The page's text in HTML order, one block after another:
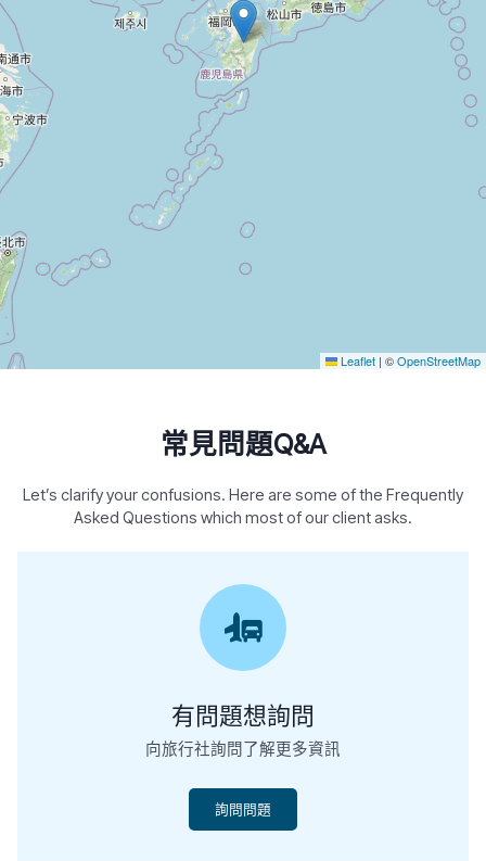
Leaflet | ©OpenStreetMap
常見問題Q&A
Let’s clarify your confusions. Here are some of the Frequently
Asked Questions which most of our client asks.
有問題想詢問
向旅行社詢問了解更多資訊
詢問問題